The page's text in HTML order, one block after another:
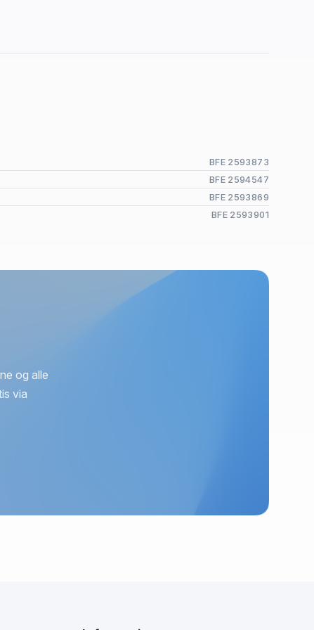
BFE 2593873
BFE 2594547
BFE 2593869
BFE 2593901
og alle
via